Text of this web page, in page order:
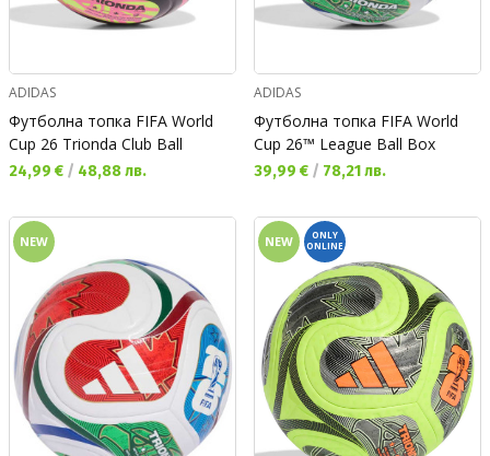
ADIDAS
Футболна топка FIFA World
Cup 26 Trionda Club Ball
Текуща цена:
24,99 € / 48,88 лв.
ADIDAS
Футболна топка FIFA World
Cup 26™ League Ball Box
Текуща цена:
39,99 € / 78,21 лв.
NEW NEW
ONLY
ONLINE